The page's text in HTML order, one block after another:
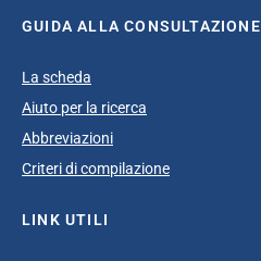
GUIDA ALLA CONSULTAZIONE
La scheda
Aiuto per la ricerca
Abbreviazioni
Criteri di compilazione
LINK UTILI